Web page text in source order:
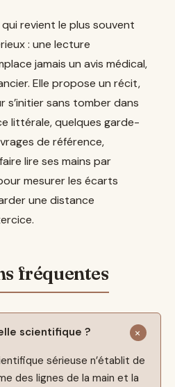
revient le plus souvent
: une lecture
jamais un avis médical,
Elle propose un récit,
s’initier sans tomber dans
littérale, quelques garde-
de référence,
lire ses mains par
mesurer les écarts
une distance
scientifique ?
sérieuse n’établit de
des lignes de la main et la